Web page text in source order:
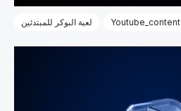
لعبة البوكر للمبتدئين Youtube_content